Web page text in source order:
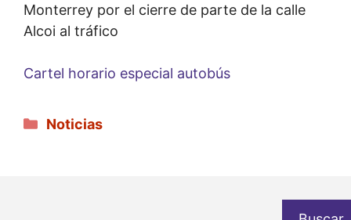
Monterrey por el cierre de parte de la calle
Alcoi al tráfico
Cartel horario especial autobús
Categorías
Noticias